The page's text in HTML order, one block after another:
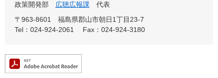
政策開発部 広聴広報課
代表
〒963-8601
福島県郡山市朝日1丁目23-7
Tel：024-924-2061
Fax：024-924-3180